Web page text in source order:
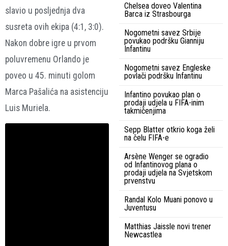
slavio u posljednja dva
susreta ovih ekipa (4:1, 3:0).
Nakon dobre igre u prvom
poluvremenu Orlando je
poveo u 45. minuti golom
Marca Pašalića na asistenciju
Luis Muriela.
Chelsea doveo Valentina
Barca iz Strasbourga
Nogometni savez Srbije
povukao podršku Gianniju
Infantinu
Nogometni savez Engleske
povlači podršku Infantinu
Infantino povukao plan o
prodaji udjela u FIFA-inim
takmičenjima
Sepp Blatter otkrio koga želi
na čelu FIFA-e
Arsène Wenger se ogradio
od Infantinovog plana o
prodaji udjela na Svjetskom
prvenstvu
Randal Kolo Muani ponovo u
Juventusu
Matthias Jaissle novi trener
Newcastlea